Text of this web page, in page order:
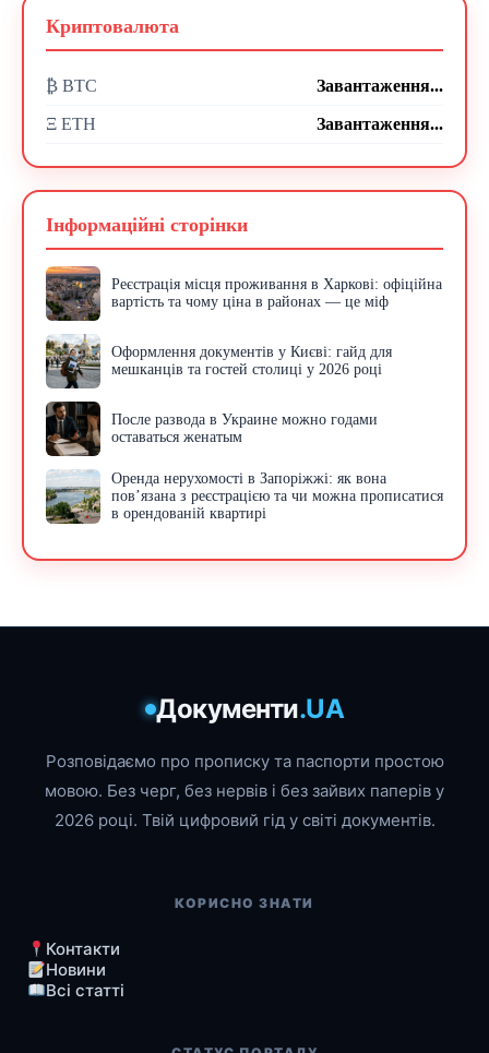
Криптовалюта
₿ BTC Завантаження...
Ξ ETH Завантаження...
Інформаційні сторінки
Реєстрація місця проживання в Харкові: офіційна
вартість та чому ціна в районах — це міф
Оформлення документів у Києві: гайд для
мешканців та гостей столиці у 2026 році
После развода в Украине можно годами
оставаться женатым
Оренда нерухомості в Запоріжжі: як вона
пов’язана з реєстрацією та чи можна прописатися
в орендованій квартирі
Документи.UA
Розповідаємо про прописку та паспорти простою
мовою. Без черг, без нервів і без зайвих паперів у
2026 році. Твій цифровий гід у світі документів.
КОРИСНО ЗНАТИ
Контакти
Новини
Всі статті